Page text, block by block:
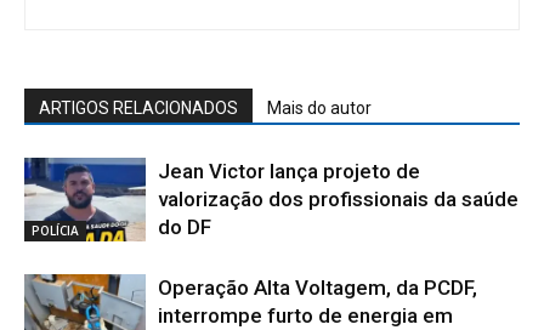
ARTIGOS RELACIONADOS Mais do autor
POLÍCIA
Jean Victor lança projeto de
valorização dos profissionais da saúde
do DF
Operação Alta Voltagem, da PCDF,
interrompe furto de energia em